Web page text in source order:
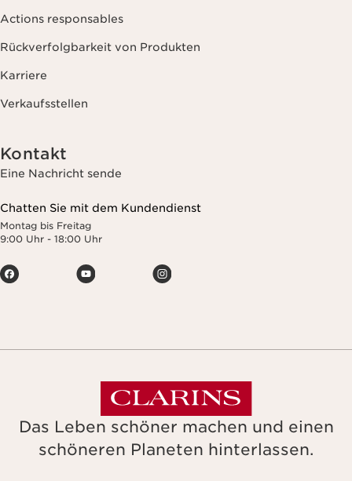
Actions responsables
Rückverfolgbarkeit von Produkten
Karriere
Verkaufsstellen
Kontakt
Eine Nachricht sende
Chatten Sie mit dem Kundendienst
Montag bis Freitag
9:00 Uhr - 18:00 Uhr
Das Leben schöner machen und einen
schöneren Planeten hinterlassen.